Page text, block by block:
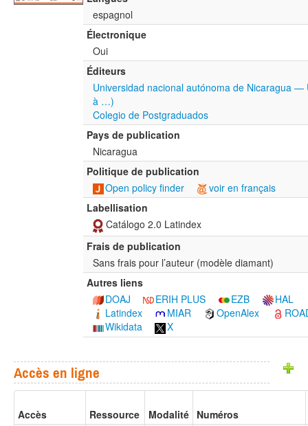
espagnol
Électronique
Oui
Éditeurs
Universidad nacional autónoma de Nicaragua —
à …)
Colegio de Postgraduados
Pays de publication
Nicaragua
Politique de publication
Open policy finder
voir en français
Labellisation
Catálogo 2.0 Latindex
Frais de publication
Sans frais pour l’auteur (modèle diamant)
Autres liens
DOAJ
ERIH PLUS EZB
HAL
Latindex
MIAR OpenAlex
Wikidata
X
Accès en ligne
Accès Ressource Modalité Numéros